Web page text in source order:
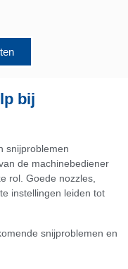
bij
snijproblemen
de machinebediener
rol. Goede nozzles,
instellingen leiden tot
snijproblemen en